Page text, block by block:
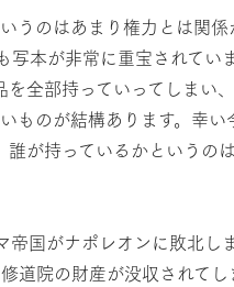
うのはあまり権力とは関
写本が非常に重宝されてい
全部持っていってしまい
ものが結構あります。幸い
が持っているかというの
国がナポレオンに敗北し
道院の財産が没収されてし